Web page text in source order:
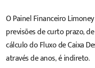
O Painel Financeiro
previsões de curto prazo,
cálculo do Fluxo de Caixa
através de anos, é indireto.